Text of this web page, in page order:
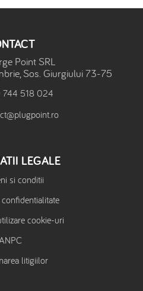
Point SRL
Sos. Giurgiului 73-75
744 518 024
LEGALE
si conditii
cookie-uri
litigiilor